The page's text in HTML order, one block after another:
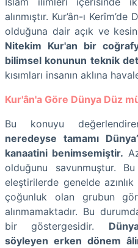
alınmıştır. Kur’ân-ı
olduğuna dair açık ve
Nitekim Kur'an bir
bilimsel konunun teknik
kısımları insanın aklına
Kur'ân'a Göre Dünya Düz
Bu konuyu
neredeyse tamamı
kanaatini benimsemiştir.
olduğunu savunmuştur.
eleştirilerde genelde
çoğunluk olan grubun
alınmamaktadır. Bu
bir göstergesidir.
söyleyen erken dönem